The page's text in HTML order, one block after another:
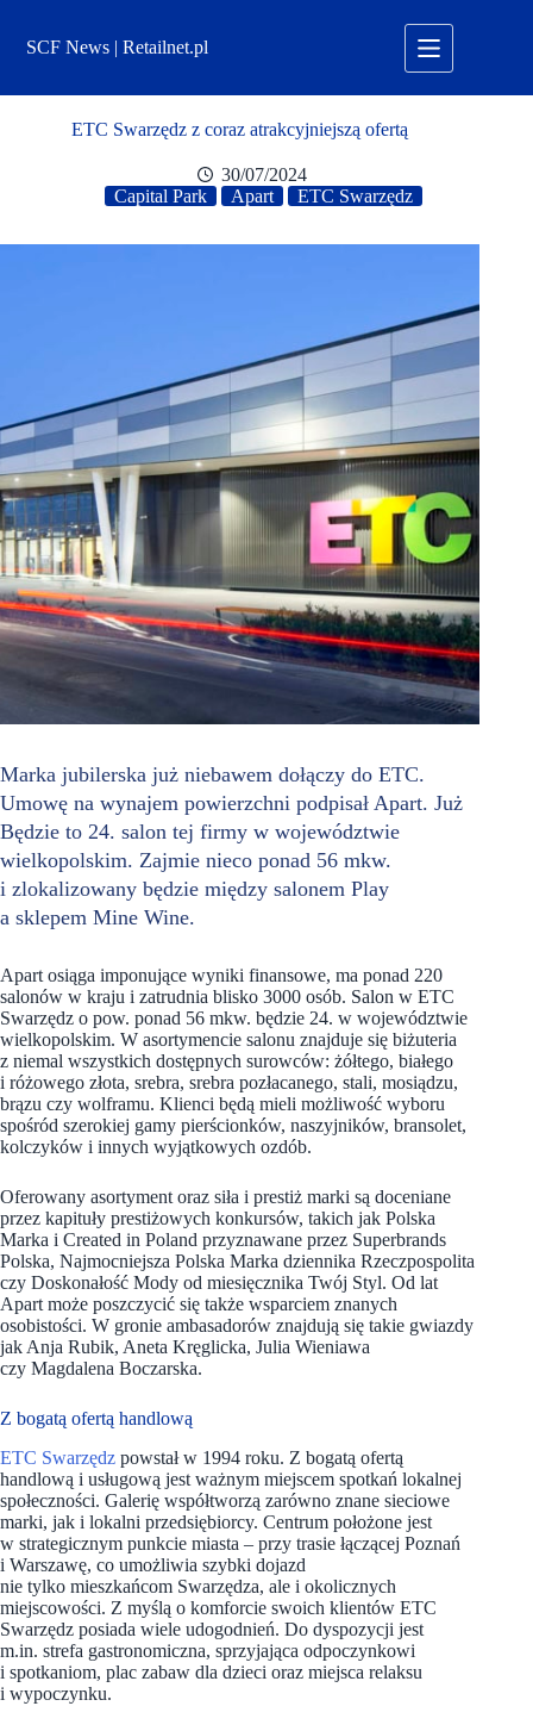
treściSCF News | Retailnet.pl
ETC Swarzędz z coraz atrakcyjniejszą ofertą
30/07/2024
Capital Park
Apart ETC Swarzędz
Marka jubilerska już niebawem dołączy do ETC.
Umowę na wynajem powierzchni podpisał Apart. Już
Będzie to 24. salon tej firmy w województwie
wielkopolskim. Zajmie nieco ponad 56 mkw.
i zlokalizowany będzie między salonem Play
a sklepem Mine Wine.
Apart osiąga imponujące wyniki finansowe, ma ponad 220
salonów w kraju i zatrudnia blisko 3000 osób. Salon w ETC
Swarzędz o pow. ponad 56 mkw. będzie 24. w województwie
wielkopolskim. W asortymencie salonu znajduje się biżuteria
z niemal wszystkich dostępnych surowców: żółtego, białego
i różowego złota, srebra, srebra pozłacanego, stali, mosiądzu,
brązu czy wolframu. Klienci będą mieli możliwość wyboru
spośród szerokiej gamy pierścionków, naszyjników, bransolet,
kolczyków i innych wyjątkowych ozdób.
Oferowany asortyment oraz siła i prestiż marki są doceniane
przez kapituły prestiżowych konkursów, takich jak Polska
Marka i Created in Poland przyznawane przez Superbrands
Polska, Najmocniejsza Polska Marka dziennika Rzeczpospolita
czy Doskonałość Mody od miesięcznika Twój Styl. Od lat
Apart może poszczycić się także wsparciem znanych
osobistości. W gronie ambasadorów znajdują się takie gwiazdy
jak Anja Rubik, Aneta Kręglicka, Julia Wieniawa
czy Magdalena Boczarska.
Z bogatą ofertą handlową
ETC Swarzędz powstał w 1994 roku. Z bogatą ofertą
handlową i usługową jest ważnym miejscem spotkań lokalnej
społeczności. Galerię współtworzą zarówno znane sieciowe
marki, jak i lokalni przedsiębiorcy. Centrum położone jest
w strategicznym punkcie miasta – przy trasie łączącej Poznań
i Warszawę, co umożliwia szybki dojazd
nie tylko mieszkańcom Swarzędza, ale i okolicznych
miejscowości. Z myślą o komforcie swoich klientów ETC
Swarzędz posiada wiele udogodnień. Do dyspozycji jest
m.in. strefa gastronomiczna, sprzyjająca odpoczynkowi
i spotkaniom, plac zabaw dla dzieci oraz miejsca relaksu
i wypoczynku.